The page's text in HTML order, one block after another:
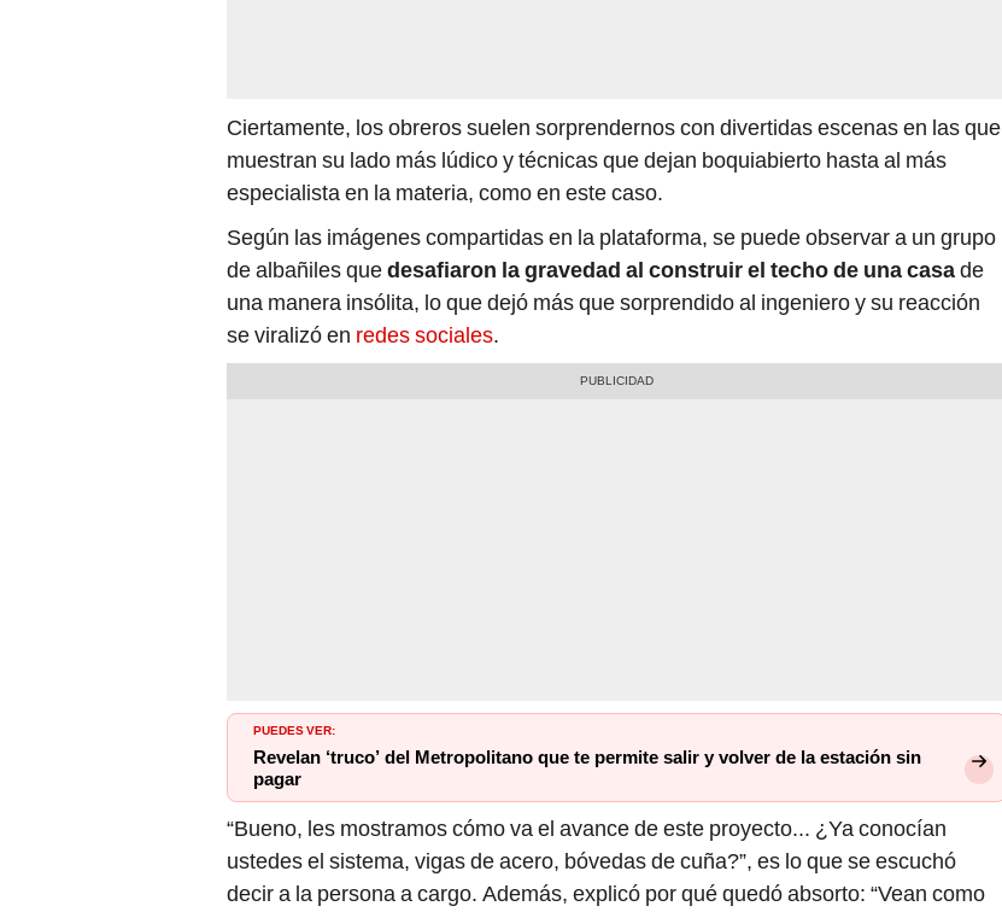
Ciertamente, los obreros suelen sorprendernos con divertidas escenas en las que
muestran su lado más lúdico y técnicas que dejan boquiabierto hasta al más
especialista en la materia, como en este caso.
Según las imágenes compartidas en la plataforma, se puede observar a un grupo
de albañiles quedesafiaron la gravedad al construir el techo de una casade
una manera insólita, lo que dejó más que sorprendido al ingeniero y su reacción
se viralizó en redes sociales.
PUEDES VER:
Revelan ‘truco’ del Metropolitano que te permite salir y volver de la estación sin
pagar
“Bueno, les mostramos cómo va el avance de este proyecto... ¿Ya conocían
ustedes el sistema, vigas de acero, bóvedas de cuña?”, es lo que se escuchó
decir a la persona a cargo. Además, explicó por qué quedó absorto: “Vean como